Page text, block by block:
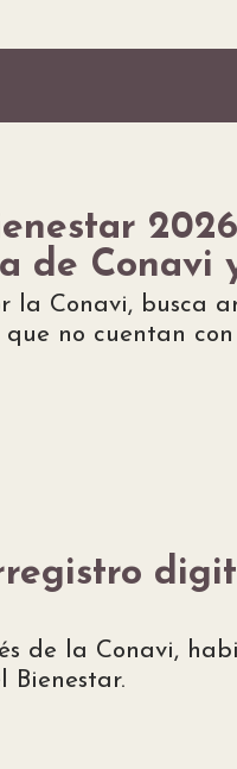
de Conavi
la Conavi, busca
no cuentan
de la Conavi,
Bienestar.